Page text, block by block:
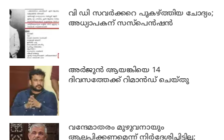
വി ഡി സവര്‍ക്കറെ പുകഴ്ത്തിയ ചോദ്യം;
അധ്യാപകന് സസ്പെന്‍ഷന്‍
അര്‍ജുന്‍ ആയങ്കിയെ 14
ദിവസത്തേക്ക് റിമാൻഡ് ചെയ്തു
വന്ദേമാതരം മുഴുവനായും
ആലപിക്കണമെന്ന് നിര്‍ദേശിച്ചിട്ടില്ല;